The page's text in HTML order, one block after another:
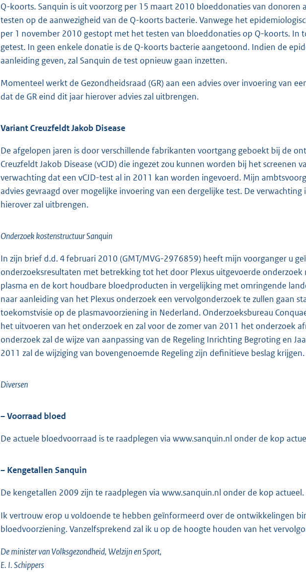
Q-koorts. Sanquin is uit voorzorg per 15 maart 2010 bloeddonaties van donoren
testen op de aanwezigheid van de Q-koorts bacterie. Vanwege het
per 1 november 2010 gestopt met het testen van bloeddonaties op Q-koorts. In
getest. In geen enkele donatie is de Q-koorts bacterie aangetoond. Indien de
aanleiding geven, zal Sanquin de test opnieuw gaan inzetten.
Momenteel werkt de Gezondheidsraad (GR) aan een advies over invoering van
dat de GR eind dit jaar hierover advies zal uitbrengen.
Variant Creuzfeldt Jakob Disease
De afgelopen jaren is door verschillende fabrikanten voortgang geboekt bij de
Creuzfeldt Jakob Disease (vCJD) die ingezet zou kunnen worden bij het screenen
verwachting dat een vCJD-test al in 2011 kan worden ingevoerd. Mijn
advies gevraagd over mogelijke invoering van een dergelijke test. De verwachting
hierover zal uitbrengen.
Onderzoek kostenstructuur Sanquin
In zijn brief d.d. 4 februari 2010 (GMT/MVG-2976859) heeft mijn voorganger u
onderzoeksresultaten met betrekking tot het door Plexus uitgevoerde onderzoek
plasma en de kort houdbare bloedproducten in vergelijking met omringende
naar aanleiding van het Plexus onderzoek een vervolgonderzoek te zullen gaan
toekomstvisie op de plasmavoorziening in Nederland. Onderzoeksbureau
het uitvoeren van het onderzoek en zal voor de zomer van 2011 het onderzoek
onderzoek zal de wijze van aanpassing van de Regeling Inrichting Begroting en
2011 zal de wijziging van bovengenoemde Regeling zijn definitieve beslag krijgen.
Diversen
– Voorraad bloed
De actuele bloedvoorraad is te raadplegen via www.sanquin.nl onder de kop
– Kengetallen Sanquin
De kengetallen 2009 zijn te raadplegen via www.sanquin.nl onder de kop actueel.
Ik vertrouw erop u voldoende te hebben geïnformeerd over de ontwikkelingen
bloedvoorziening. Vanzelfsprekend zal ik u op de hoogte houden van het
De minister van Volksgezondheid, Welzijn en Sport,
E. I. Schippers